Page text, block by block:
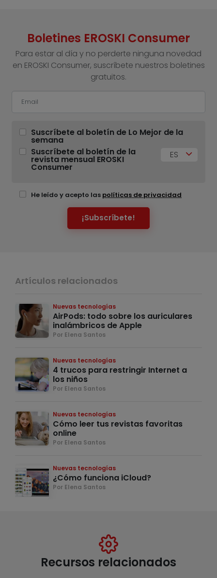
Boletines EROSKI Consumer
Para estar al día y no perderte ninguna novedad
en EROSKI Consumer, suscríbete nuestros boletines
gratuitos.
Suscríbete al boletín de Lo Mejor de la
semana
Suscríbete al boletín de la
revista mensual EROSKI
Consumer
ES
He leído y acepto las políticas de privacidad
¡Subscríbete!
Artículos relacionados
Nuevas tecnologías
AirPods: todo sobre los auriculares
inalámbricos de Apple
Por Elena Santos
Nuevas tecnologías
4 trucos para restringir Internet a
los niños
Por Elena Santos
Nuevas tecnologías
Cómo leer tus revistas favoritas
online
Por Elena Santos
Nuevas tecnologías
¿Cómo funciona iCloud?
Por Elena Santos
Recursos relacionados